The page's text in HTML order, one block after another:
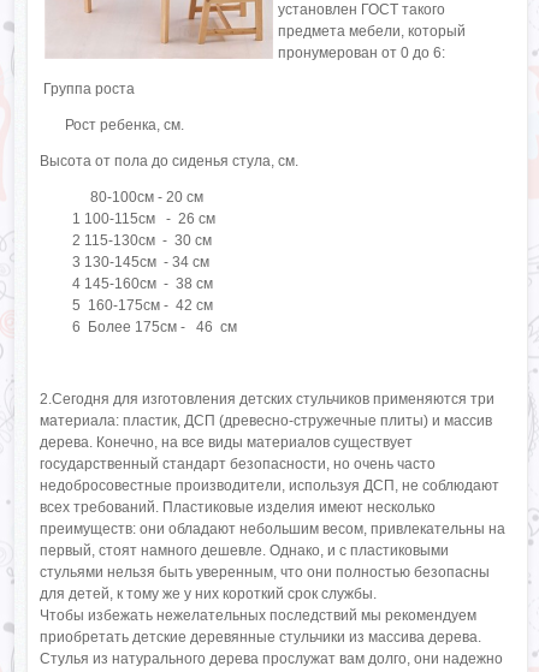
установлен ГОСТ такого
предмета мебели, который
пронумерован от 0 до 6:
Группа роста
Рост ребенка, см.
Высота от пола до сиденья стула, см.
80-100см - 20 см
1 100-115см - 26 см
2 115-130см - 30 см
3 130-145см - 34 см
4 145-160см - 38 см
5 160-175см - 42 см
6 Более 175см - 46 см
2.Сегодня для изготовления детских стульчиков применяются три
материала: пластик, ДСП (древесно-стружечные плиты) и массив
дерева. Конечно, на все виды материалов существует
государственный стандарт безопасности, но очень часто
недобросовестные производители, используя ДСП, не соблюдают
всех требований. Пластиковые изделия имеют несколько
преимуществ: они обладают небольшим весом, привлекательны на
первый, стоят намного дешевле. Однако, и с пластиковыми
стульями нельзя быть уверенным, что они полностью безопасны
для детей, к тому же у них короткий срок службы.
Чтобы избежать нежелательных последствий мы рекомендуем
приобретать детские деревянные стульчики из массива дерева.
Стулья из натурального дерева прослужат вам долго, они надежно